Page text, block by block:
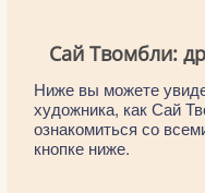
Сай Твомбли:
Ниже вы можете
художника, как Сай
ознакомиться со
кнопке ниже.